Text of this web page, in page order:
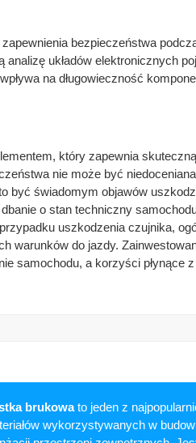
bezpieczeństwa
analizę układów elektronicznych
na długowieczność
który zapewnia
nie może być
być świadomym objawów
o stan techniczny
uszkodzenia czujnika,
warunków do jazdy.
samochodu, a korzyści płynące
brukowato jeden z
wykorzystywanych w